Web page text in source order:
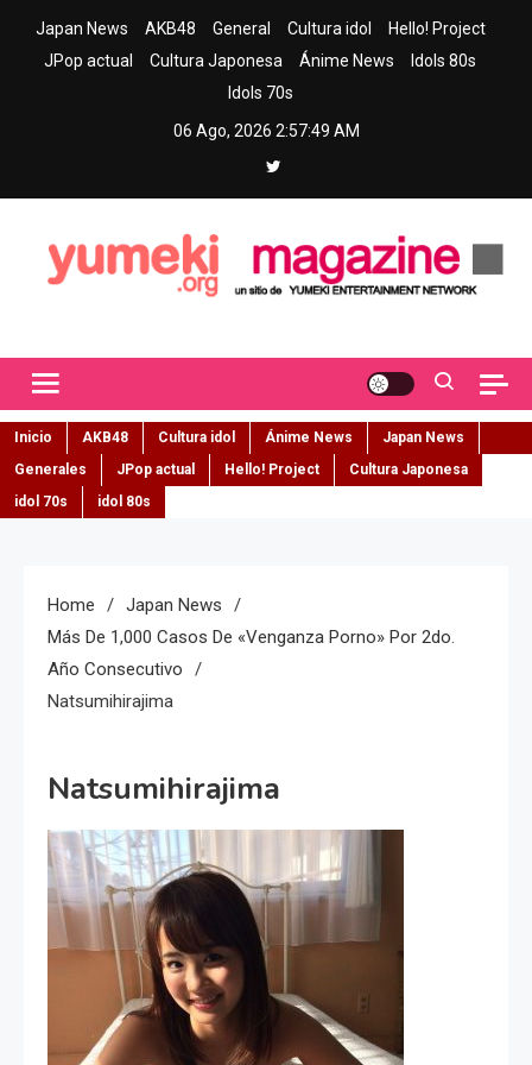
Japan News AKB48 General Cultura idol
Hello! Project
JPop actual
Cultura Japonesa Ánime News
Idols 80s
Idols 70s
06 Ago, 2026 2:57:50 AM
Inicio AKB48 Cultura idol Ánime News
Japan News
Generales
JPop actual Hello! Project
Cultura Japonesa
idol 70s
idol 80s
Home
Japan News
Más De 1,000 Casos De «Venganza Porno» Por 2do.
Año Consecutivo
Natsumihirajima
Natsumihirajima